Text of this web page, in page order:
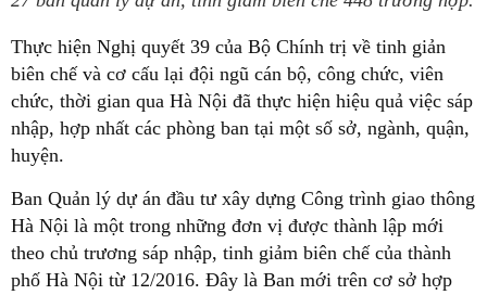
Thực hiện Nghị quyết 39 của Bộ Chính trị về tinh giản
biên chế và cơ cấu lại đội ngũ cán bộ, công chức, viên
chức, thời gian qua Hà Nội đã thực hiện hiệu quả việc sáp
nhập, hợp nhất các phòng ban tại một số sở, ngành, quận,
huyện.
Ban Quản lý dự án đầu tư xây dựng Công trình giao thông
Hà Nội là một trong những đơn vị được thành lập mới
theo chủ trương sáp nhập, tinh giảm biên chế của thành
phố Hà Nội từ 12/2016. Đây là Ban mới trên cơ sở hợp